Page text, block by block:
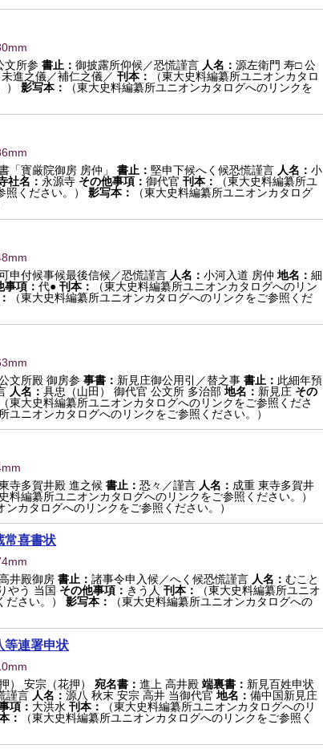
文所参 書止： 御披露所仰候／恐慌謹言 人名： 源左衛門 寿□ 公
未進之儀／補仁之儀／ 刊本：
（東大史料編纂所ユニオンカタロ
影写本：
（東大史料編纂所ユニオンカタログへのリンクを
「寳厳院御房 房仲」 書止： 堅申下候へく候恐慌謹言 人名： 小
社名： 永源寺 その他事項： 御代官 刊本：
（東大史料編纂所ユ
ください。）
影写本：
（東大史料編纂所ユニオンカタログ
申付候事候最後信候／恐慌謹言 人名： 小河入道 房仲 地名： 細
事項： 代● 刊本：
（東大史料編纂所ユニオンカタログへのリン
（東大史料編纂所ユニオンカタログへのリンクをご参照くだ
文所殿 御房参 事書： 新見庄御公用引／替之事 書止： 此細年預
人名： 具忠（山田） 御代官 公文所 多治部 地名： 新見庄 その
（東大史料編纂所ユニオンカタログへのリンクをご参照くださ
ユニオンカタログへのリンクをご参照ください。）
寺多賀井殿 進之候 書止： 恐々／謹言 人名： 成重 東寺多賀井
史料編纂所ユニオンカタログへのリンクをご参照ください。）
ンカタログへのリンクをご参照ください。）
常喜書状
井殿御房 書止： 諸事令申入候／へく候恐慌謹言 人名： むこと
やう 当国 その他事項： きう人 刊本：
（東大史料編纂所ユニオ
さい。）
影写本：
（東大史料編纂所ユニオンカタログへの
等連署申状
） 安宗（花押） 宛名書： 進上 高井殿 端裏書： 新見百姓申状
謹言 人名： 源八 秋末 安宗 高井 当御代官 地名： 備中国新見庄
項： 大洪水 刊本：
（東大史料編纂所ユニオンカタログへのリ
：
（東大史料編纂所ユニオンカタログへのリンクをご参照く